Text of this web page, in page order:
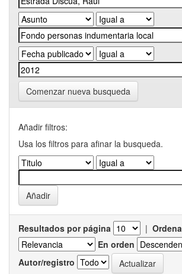
Comenzar nueva busqueda
Añadir filtros:
Usa los filtros para afinar la busqueda.
Resultados por página |
En orden
Autor/registro